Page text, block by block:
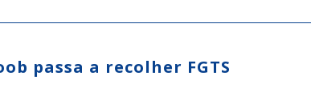
passa a recolher FGTS